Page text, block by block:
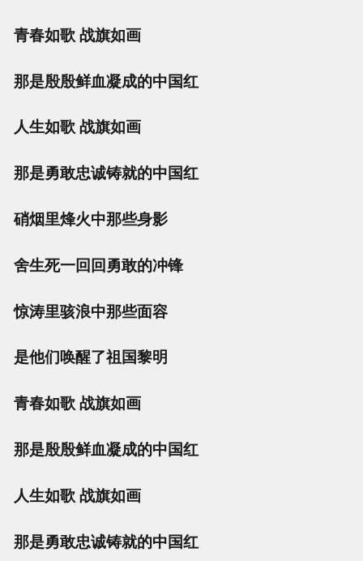
青春如歌 战旗如画
那是殷殷鲜血凝成的中国红
人生如歌 战旗如画
那是勇敢忠诚铸就的中国红
硝烟里烽火中那些身影
舍生死一回回勇敢的冲锋
惊涛里骇浪中那些面容
是他们唤醒了祖国黎明
青春如歌 战旗如画
那是殷殷鲜血凝成的中国红
人生如歌 战旗如画
那是勇敢忠诚铸就的中国红